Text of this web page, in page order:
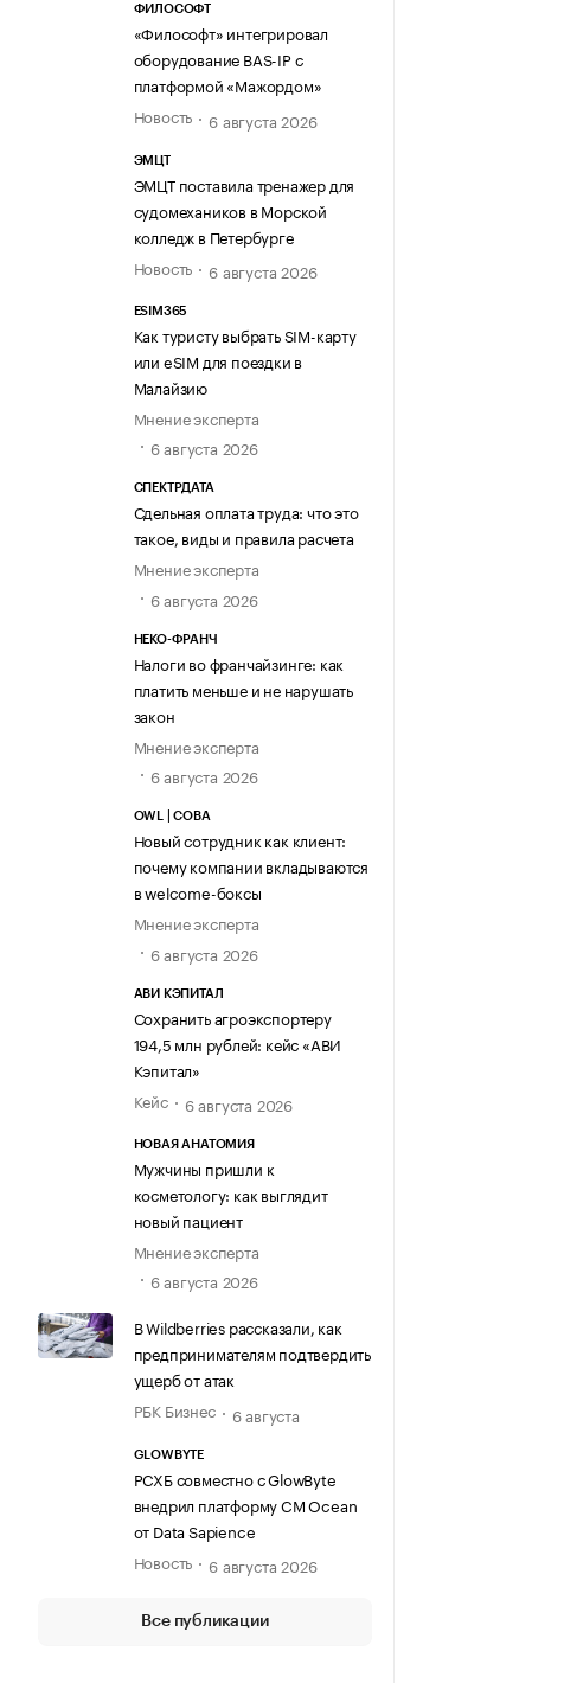
ФИЛОСОФТ
«Философт» интегрировал
оборудование BAS-IP с
платформой «Мажордом»
Новость
6 августа 2026
ЭМЦТ
ЭМЦТ поставила тренажер для
судомехаников в Морской
колледж в Петербурге
Новость
6 августа 2026
ESIM365
Как туристу выбрать SIM-карту
или eSIM для поездки в
Малайзию
Мнение эксперта
6 августа 2026
СПЕКТРДАТА
Сдельная оплата труда: что это
такое, виды и правила расчета
Мнение эксперта
6 августа 2026
НЕКО-ФРАНЧ
Налоги во франчайзинге: как
платить меньше и не нарушать
закон
Мнение эксперта
6 августа 2026
OWL | СОВА
Новый сотрудник как клиент:
почему компании вкладываются
в welcome-боксы
Мнение эксперта
6 августа 2026
АВИ КЭПИТАЛ
Сохранить агроэкспортеру
194,5 млн рублей: кейс «АВИ
Кэпитал»
Кейс
6 августа 2026
НОВАЯ АНАТОМИЯ
Мужчины пришли к
косметологу: как выглядит
новый пациент
Мнение эксперта
6 августа 2026
В Wildberries рассказали, как
предпринимателям подтвердить
ущерб от атак
РБК Бизнес
6 августа
GLOWBYTE
РСХБ совместно с GlowByte
внедрил платформу CM Ocean
от Data Sapience
Новость
6 августа 2026
Все публикации